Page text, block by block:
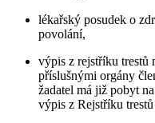
lékařský posudek o
povolání,
výpis z rejstříku trestů
příslušnými orgány
žadatel má již pobyt
výpis z Rejstříku